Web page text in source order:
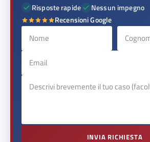
Risposte rapide
Nessun impegno
Recensioni Google
INVIA RICHIESTA